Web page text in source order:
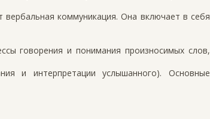
коммуникация. Она включает в себя
говорения и понимания произносимых слов,
и интерпретации услышанного). Основные